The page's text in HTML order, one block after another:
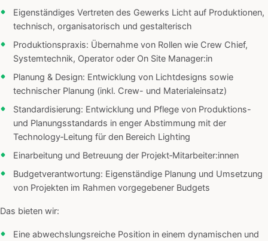
Eigenständiges Vertreten des Gewerks Licht auf Produktionen,
technisch, organisatorisch und gestalterisch
Produktionspraxis: Übernahme von Rollen wie Crew Chief,
Systemtechnik, Operator oder On Site Manager:in
Planung & Design: Entwicklung von Lichtdesigns sowie
technischer Planung (inkl. Crew- und Materialeinsatz)
Standardisierung: Entwicklung und Pflege von Produktions-
und Planungsstandards in enger Abstimmung mit der
Technology‑Leitung für den Bereich Lighting
Einarbeitung und Betreuung der Projekt‑Mitarbeiter:innen
Budgetverantwortung: Eigenständige Planung und Umsetzung
von Projekten im Rahmen vorgegebener Budgets
Das bieten wir:
Eine abwechslungsreiche Position in einem dynamischen und